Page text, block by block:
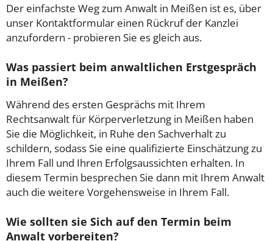
Der einfachste Weg zum Anwalt in Meißen ist es, über
unser Kontaktformular einen Rückruf der Kanzlei
anzufordern - probieren Sie es gleich aus.
Was passiert beim anwaltlichen Erstgespräch
in Meißen?
Während des ersten Gesprächs mit Ihrem
Rechtsanwalt für Körperverletzung in Meißen haben
Sie die Möglichkeit, in Ruhe den Sachverhalt zu
schildern, sodass Sie eine qualifizierte Einschätzung zu
Ihrem Fall und Ihren Erfolgsaussichten erhalten. In
diesem Termin besprechen Sie dann mit Ihrem Anwalt
auch die weitere Vorgehensweise in Ihrem Fall.
Wie sollten sie Sich auf den Termin beim
Anwalt vorbereiten?